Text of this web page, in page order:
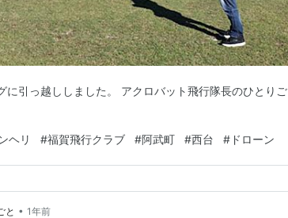
に引っ越ししました。 アクロバット飛行隊長のひとりご
ヘリ #福賀飛行クラブ #阿武町 #西台 # ドローン
と • 1年前